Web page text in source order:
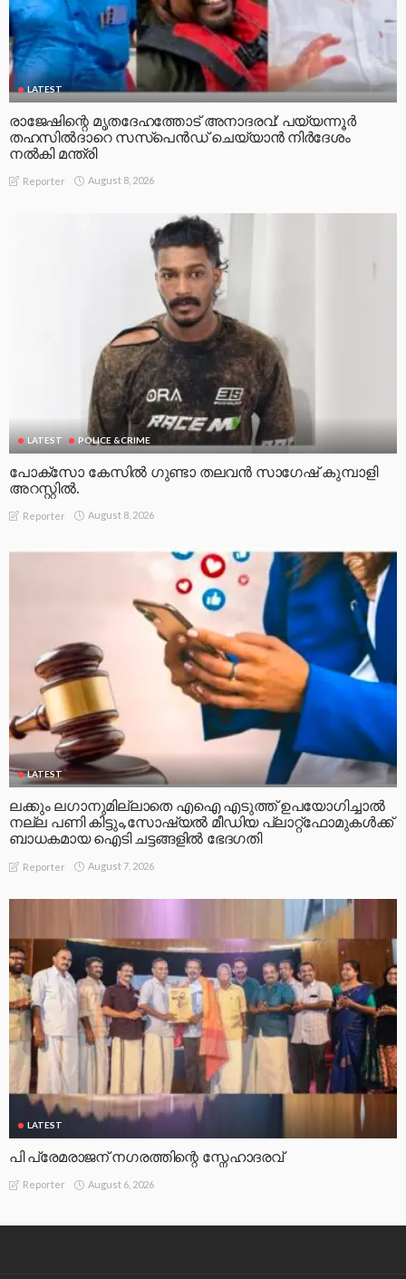
LATEST
രാജേഷിന്റെ മൃതദേഹത്തോട് അനാദരവ്: പയ്യന്നൂർ
തഹസിൽദാറെ സസ്പെൻഡ് ചെയ്യാൻ നിർദേശം
നൽകി മന്ത്രി
Reporter August 8, 2026
LATEST POLICE &CRIME
പോക്സോ കേസിൽ ഗുണ്ടാ തലവൻ സാഗേഷ് കുമ്പാളി
അറസ്റ്റിൽ.
Reporter August 8, 2026
LATEST
ലക്കും ലഗാനുമില്ലാതെ എഐ എടുത്ത് ഉപയോഗിച്ചാല്‍
നല്ല പണി കിട്ടും,സോഷ്യല്‍ മീഡിയ പ്ലാറ്റ്‌ഫോമുകള്‍ക്ക്
ബാധകമായ ഐടി ചട്ടങ്ങളില്‍ ഭേദഗതി
Reporter August 7, 2026
LATEST
പി പ്രേമരാജന് നഗരത്തിന്റെ സ്നേഹാദരവ്
Reporter August 6, 2026